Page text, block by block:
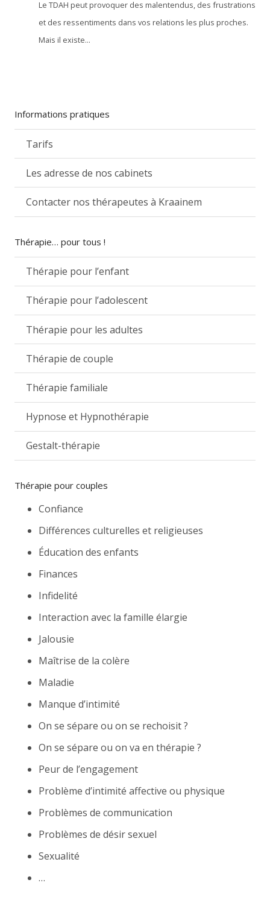
Le TDAH peut provoquer des malentendus, des frustrations
et des ressentiments dans vos relations les plus proches.
Mais il existe...
Informations pratiques
Tarifs
Les adresse de nos cabinets
Contacter nos thérapeutes à Kraainem
Thérapie… pour tous !
Thérapie pour l’enfant
Thérapie pour l’adolescent
Thérapie pour les adultes
Thérapie de couple
Thérapie familiale
Hypnose et Hypnothérapie
Gestalt-thérapie
Thérapie pour couples
Confiance
Différences culturelles et religieuses
Éducation des enfants
Finances
Infidelité
Interaction avec la famille élargie
Jalousie
Maîtrise de la colère
Maladie
Manque d’intimité
On se sépare ou on se rechoisit ?
On se sépare ou on va en thérapie ?
Peur de l’engagement
Problème d’intimité affective ou physique
Problèmes de communication
Problèmes de désir sexuel
Sexualité
…